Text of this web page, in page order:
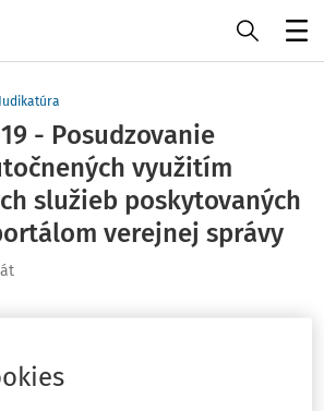
Judikatúra
- Posudzovanie
využitím
služieb poskytovaných
verejnej správy